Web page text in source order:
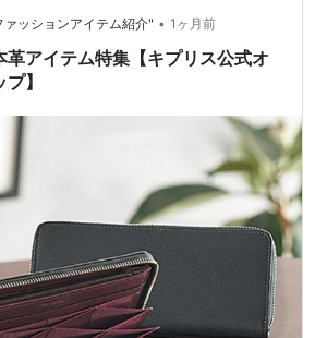
ッションアイテム紹介" • 1ヶ月前
革アイテム特集【キプリス公式オ
】